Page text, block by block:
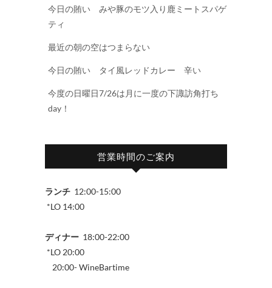
今日の賄い みや豚のモツ入り鹿ミートスパゲ
ティ
最近の朝の空はつまらない
今日の賄い タイ風レッドカレー 辛い
今度の日曜日7/26は月に一度の下諏訪角打ち
day！
営業時間のご案内
ランチ 12:00-15:00
*LO 14:00
ディナー 18:00-22:00
*LO 20:00
20:00- WineBartime